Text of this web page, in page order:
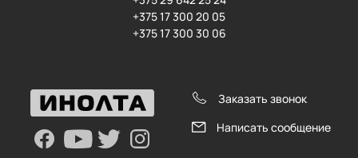
+375 17 300 20 05
+375 17 300 30 06
Заказать звонок
Написать сообщение